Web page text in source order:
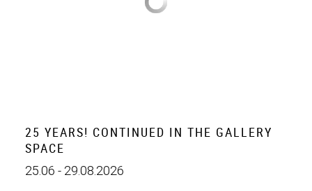
25 YEARS! CONTINUED IN THE GALLERY
SPACE
25.06 - 29.08.2026